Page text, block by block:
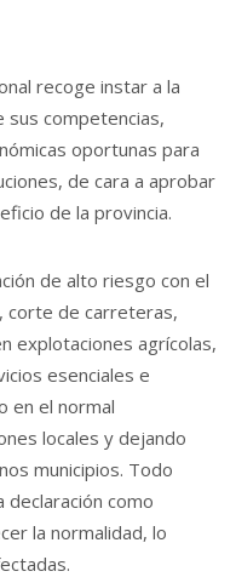
recoge instar a la
sus competencias,
oportunas para
de cara a aprobar
de la provincia.
de alto riesgo con el
corte de carreteras,
explotaciones agrícolas,
esenciales e
en el normal
locales y dejando
municipios. Todo
como
la normalidad, lo